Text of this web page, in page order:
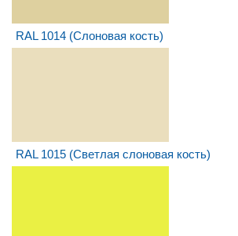
RAL 1014 (Слоновая кость)
RAL 1015 (Светлая слоновая кость)